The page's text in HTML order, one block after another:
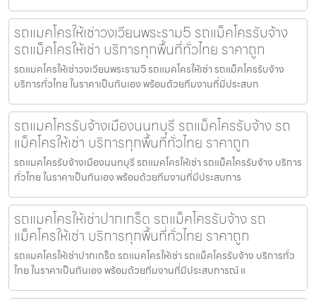
รถแมคโครให้เช่าวงเวียนพระราม5 รถแม็คโครรับจ้าง
รถแม็คโครให้เช่า บริการทุกพื้นที่ทั่วไทย ราคาถูก
รถแมคโครให้เช่าวงเวียนพระราม5 รถแมคโครให้เช่า รถแม็คโครรับจ้าง
บริการทั่วไทย ในราคาเป็นกันเอง พร้อมด้วยทีมงานที่มีประสบก
รถแมคโครรับจ้างเมืองนนทบุรี รถแม็คโครรับจ้าง รถ
แม็คโครให้เช่า บริการทุกพื้นที่ทั่วไทย ราคาถูก
รถแมคโครรับจ้างเมืองนนทบุรี รถแมคโครให้เช่า รถแม็คโครรับจ้าง บริการ
ทั่วไทย ในราคาเป็นกันเอง พร้อมด้วยทีมงานที่มีประสบการ
รถแมคโครให้เช่าปากเกร็ด รถแม็คโครรับจ้าง รถ
แม็คโครให้เช่า บริการทุกพื้นที่ทั่วไทย ราคาถูก
รถแมคโครให้เช่าปากเกร็ด รถแมคโครให้เช่า รถแม็คโครรับจ้าง บริการทั่ว
ไทย ในราคาเป็นกันเอง พร้อมด้วยทีมงานที่มีประสบการณ์ แ